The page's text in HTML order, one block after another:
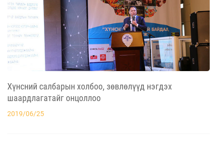
Хүнсний салбарын холбоо, зөвлөлүүд нэгдэх
шаардлагатайг онцоллоо
2019/06/25